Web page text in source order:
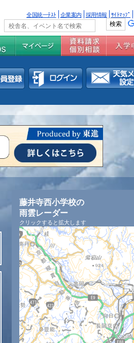
全国統一ﾃｽﾄ 企業案内 採用情報 ｻｲﾄﾏｯﾌﾟ
藤井寺西小学校の
雨雲レーダー
クリックすると拡大します